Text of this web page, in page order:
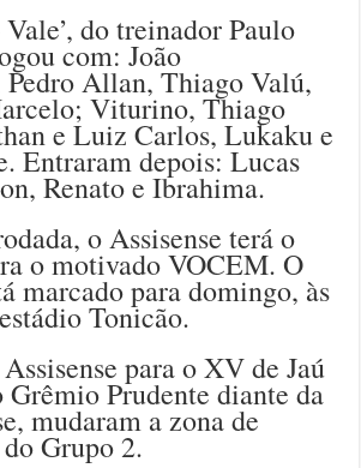
do treinador Paulo
com: João
Pedro Allan, Thiago Valú,
Viturino, Thiago
e Luiz Carlos, Lukaku e
Entraram depois: Lucas
Renato e Ibrahima.
o Assisense terá o
o motivado VOCEM. O
marcado para domingo, às
Tonicão.
para o XV de Jaú
Prudente diante da
mudaram a zona de
Grupo 2.